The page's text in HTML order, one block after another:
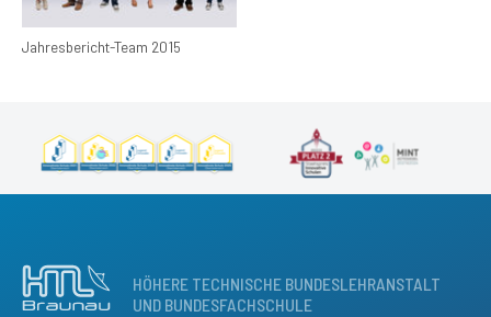
Jahresbericht-Team 2015
HÖHERE TECHNISCHE BUNDESLEHRANSTALT
UND BUNDESFACHSCHULE